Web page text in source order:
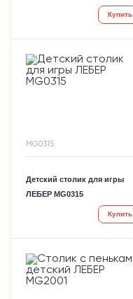
Купить
MG0315
Детский столик для игры
ЛЕБЕР MG0315
Купить